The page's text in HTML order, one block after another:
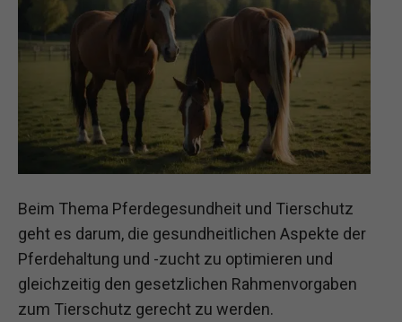
Beim Thema Pferdegesundheit und Tierschutz
geht es darum, die gesundheitlichen Aspekte der
Pferdehaltung und -zucht zu optimieren und
gleichzeitig den gesetzlichen Rahmenvorgaben
zum Tierschutz gerecht zu werden.